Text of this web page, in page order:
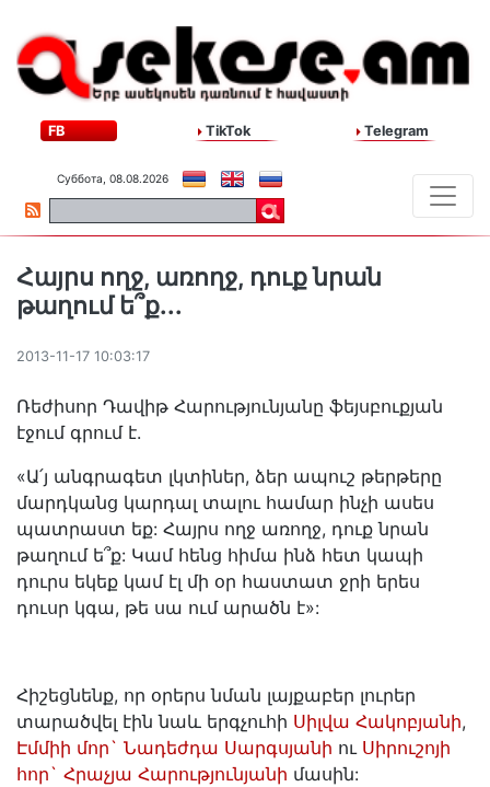
FB TikTok Telegram
Суббота, 08.08.2026
Հայրս ողջ, առողջ, դուք նրան
թաղում ե՞ք...
2013-11-17 10:03:17
Ռեժիսոր Դավիթ Հարությունյանը ֆեյսբուքյան
էջում գրում է.
«Ա՛յ անգրագետ լկտիներ, ձեր ապուշ թերթերը
մարդկանց կարդալ տալու համար ինչի ասես
պատրաստ եք: Հայրս ողջ առողջ, դուք նրան
թաղում ե՞ք: Կամ հենց հիմա ինձ հետ կապի
դուրս եկեք կամ էլ մի օր հաստատ ջրի երես
դուսր կգա, թե սա ում արածն է»:
Հիշեցնենք, որ օրերս նման լայքաբեր լուրեր
տարածվել էին նաև երգչուհի Սիլվա Հակոբյանի,
Էմմիի մոր` Նադեժդա Սարգսյանի ու Սիրուշոյի
հոր` Հրաչյա Հարությունյանի մասին: